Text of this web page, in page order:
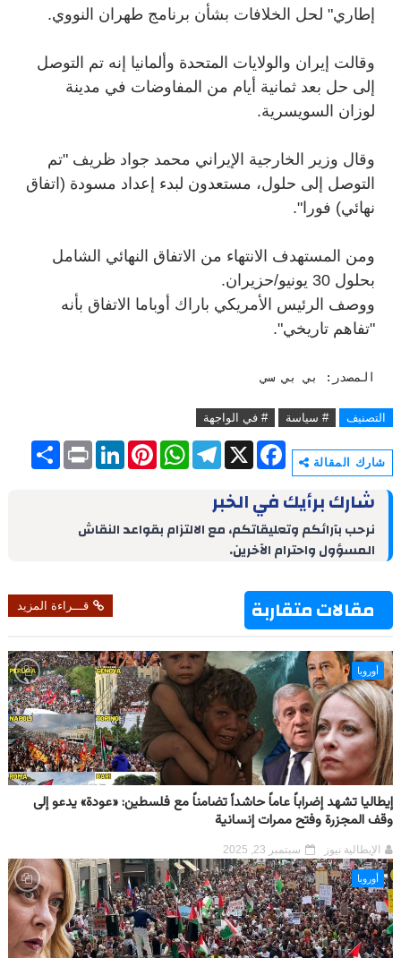
إطاري" لحل الخلافات بشأن برنامج طهران النووي.
وقالت إيران والولايات المتحدة وألمانيا إنه تم التوصل
إلى حل بعد ثمانية أيام من المفاوضات في مدينة
لوزان السويسرية.
وقال وزير الخارجية الإيراني محمد جواد ظريف "تم
التوصل إلى حلول، مستعدون لبدء إعداد مسودة (اتفاق
نهائي) فورا".
ومن المستهدف الانتهاء من الاتفاق النهائي الشامل
بحلول 30 يونيو/حزيران.
ووصف الرئيس الأمريكي باراك أوباما الاتفاق بأنه
"تفاهم تاريخي".
المصدر: بي بي سي
التصنيف # سياسة # في الواجهة
شارك المقالة
S
h
P
r
L
I
P
e
W
h
p
T
e
g
a
X
F
a
b
o
k
شارك برأيك في الخبر
نرحب بآرائكم وتعليقاتكم، مع الالتزام بقواعد النقاش
المسؤول واحترام الآخرين.
مقالات متقاربة قـــراءة المزيد
أوروبا
إيطاليا تشهد إضراباً عاماً حاشداً تضامناً مع فلسطين: «عودة» يدعو إلى
وقف المجزرة وفتح ممرات إنسانية
الإيطالية نيوز سبتمبر 23, 2025
أوروبا